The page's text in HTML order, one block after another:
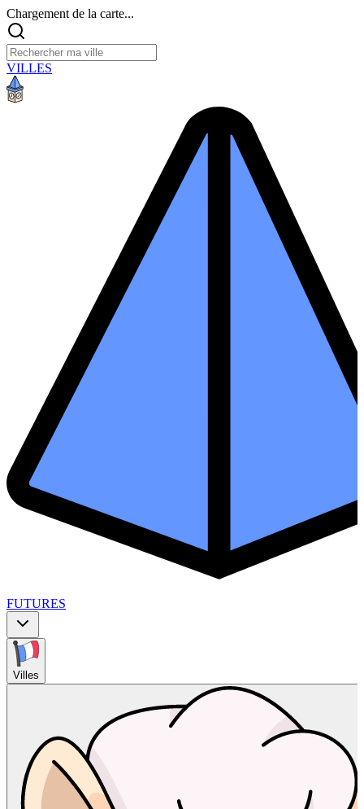
Chargement de la carte...
VILLES
FUTURES
Villes